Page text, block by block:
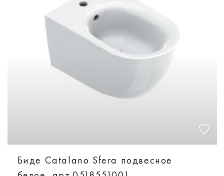
Биде Catalano Sfera подвесное